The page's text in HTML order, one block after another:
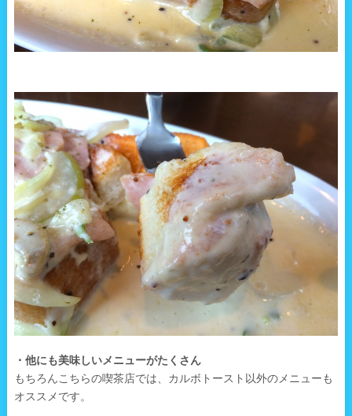
・他にも美味しいメニューがたくさん
もちろんこちらの喫茶店では、カルボトースト以外のメニューも
オススメです。